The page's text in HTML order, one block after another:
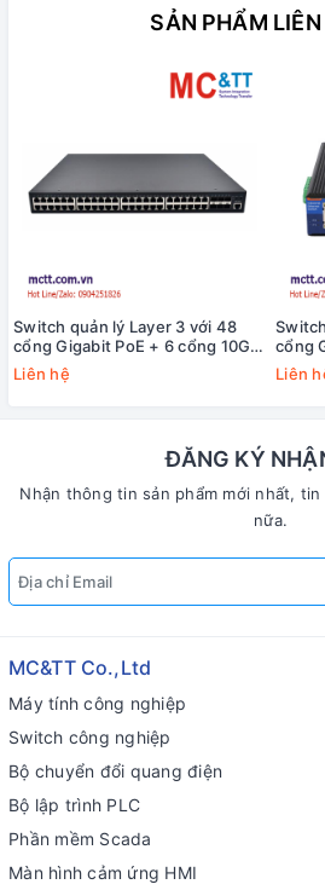
SẢN PHẨM
Switch quản lý Layer 3 với 48
cổng Gigabit PoE + 6 cổng 10G
SFP+ 3Onedata ICS5000-
C48GP6XS
Liên hệ
cổng
Liên
ĐĂNG KÝ
Nhận thông tin sản phẩm mới nhất,
nữa.
MC&TT Co.,Ltd
Máy tính công nghiệp
Switch công nghiệp
Bộ chuyển đổi quang điện
Bộ lập trình PLC
Phần mềm Scada
Màn hình cảm ứng HMI